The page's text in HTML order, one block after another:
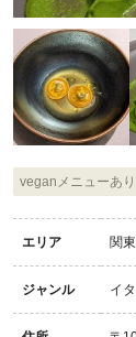
veganメニューあり
エリア 関東
ジャンル イ